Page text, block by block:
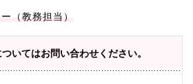
（教務担当）
いてはお問い合わせください。